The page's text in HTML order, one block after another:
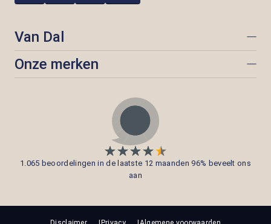
Van Dal
Onze merken
1.065 beoordelingen in de laatste 12 maanden 96% beveelt ons
aan